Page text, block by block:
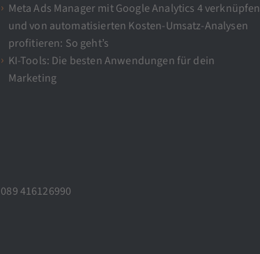
Meta Ads Manager mit Google Analytics 4 verknüpfen
und von automatisierten Kosten-Umsatz-Analysen
profitieren: So geht’s
KI-Tools: Die besten Anwendungen für dein
Marketing
089 416126990